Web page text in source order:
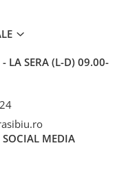
LA SERA (L-D) 09.00-
SOCIAL MEDIA